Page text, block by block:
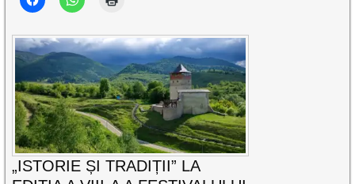
„ISTORIE ȘI TRADIȚII” LA